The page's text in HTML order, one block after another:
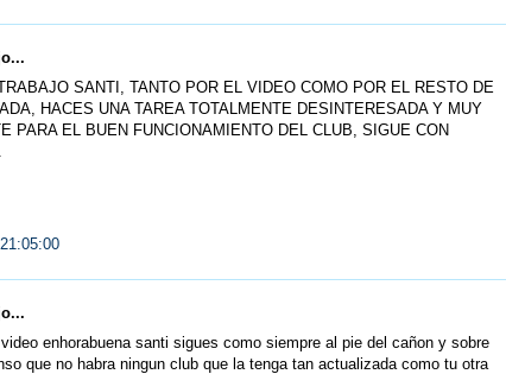
SANTI, TANTO POR EL VIDEO COMO POR EL RESTO DE
HACES UNA TAREA TOTALMENTE DESINTERESADA Y MUY
PARA EL BUEN FUNCIONAMIENTO DEL CLUB, SIGUE CON
enhorabuena santi sigues como siempre al pie del cañon y sobre
que no habra ningun club que la tenga tan actualizada como tu otra